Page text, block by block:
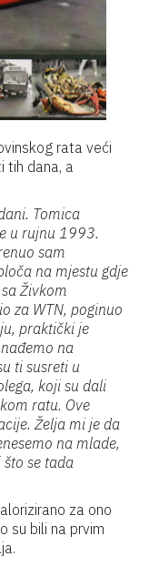
rata veći
tih dana, a
Tomica
u rujnu 1993.
sam
na mjestu gdje
Živkom
za WTN, poginuo
praktički je
na
ti susreti u
koji su dali
ratu. Ove
Želja mi je da
na mlade,
se tada
za ono
su bili na prvim